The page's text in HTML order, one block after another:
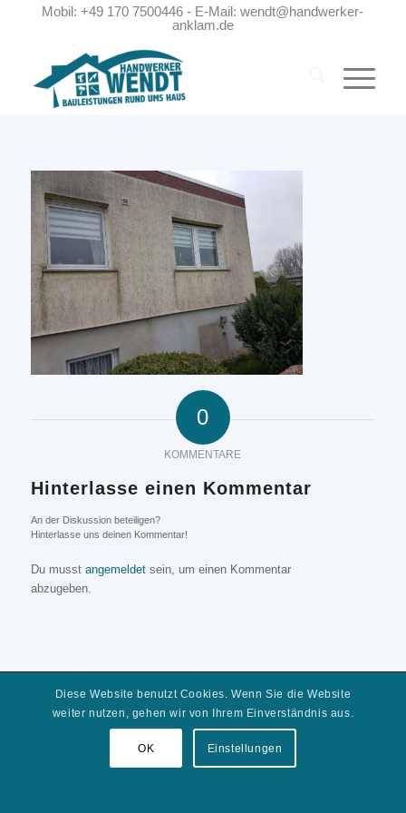
Mobil: +49 170 7500446 - E-Mail: wendt@handwerker-
anklam.de
0
KOMMENTARE
Hinterlasse einen Kommentar
An der Diskussion beteiligen?
Hinterlasse uns deinen Kommentar!
Du musst angemeldetsein, um einen Kommentar
abzugeben.
© Handwerker Wendt
Datenschutz
Impressum Bildnachweise
Diese Website benutzt Cookies. Wenn Sie die Website
weiter nutzen, gehen wir von Ihrem Einverständnis aus.
OK Einstellungen